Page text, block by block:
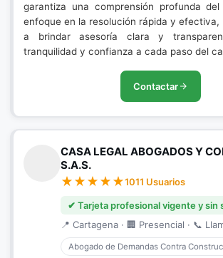
garantiza una comprensión profunda
enfoque en la resolución rápida y efectiva,
a brindar asesoría clara y
tranquilidad y confianza a cada paso del
Contactar
CASA LEGAL ABOGADOS Y
S.A.S.
1011 Usuarios
✔ Tarjeta profesional vigente y sin
📍 Cartagena · 🏢 Presencial · 📞
Abogado de Demandas Contra